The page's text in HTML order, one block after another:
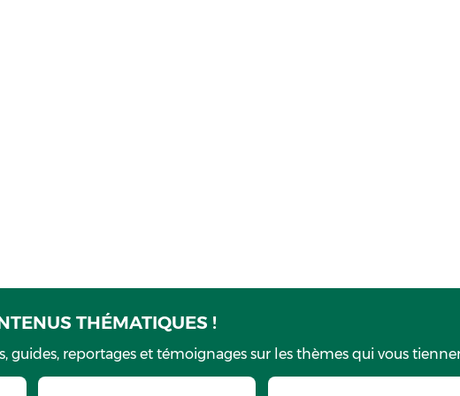
THÉMATIQUES !
guides, reportages et témoignages sur les thèmes qui vous